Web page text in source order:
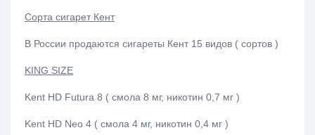
Сорта сигарет Кент
В России продаются сигареты Кент 15 видов ( сортов )
KING SIZE
Kent HD Futura 8 ( смола 8 мг, никотин 0,7 мг )
Kent HD Neo 4 ( смола 4 мг, никотин 0,4 мг )